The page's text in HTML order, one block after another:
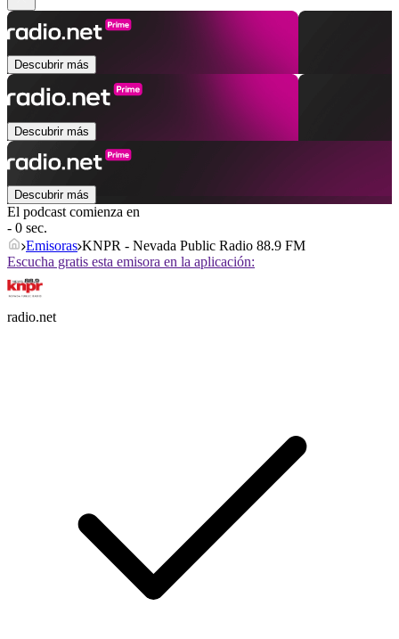
Descubrir más
Descubrir más
Descubrir más
El podcast comienza en
- 0 sec.
Emisoras KNPR - Nevada Public Radio 88.9 FM
Escucha gratis esta emisora en la aplicación:
radio.net